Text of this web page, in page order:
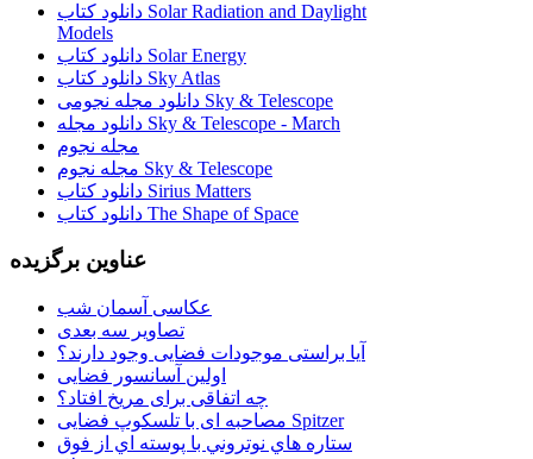
دانلود کتاب Solar Radiation and Daylight
Models
دانلود کتاب Solar Energy
دانلود کتاب Sky Atlas
دانلود مجله نجومی Sky & Telescope
دانلود مجله Sky & Telescope - March
مجله نجوم
مجله نجوم Sky & Telescope
دانلود کتاب Sirius Matters
دانلود کتاب The Shape of Space
عناوین برگزیده
عکاسی آسمان شب
تصاویر سه بعدی
آیا براستی موجودات فضایی وجود دارند؟
اولین آسانسور فضایی
چه اتفاقی برای مریخ افتاد؟
مصاحبه ای با تلسکوپ فضایی Spitzer
ستاره هاي نوتروني با پوسته اي از فوق